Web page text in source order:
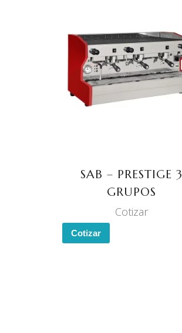
LEER MÁS
SAB – PRESTIGE 3
GRUPOS
Cotizar
Cotizar